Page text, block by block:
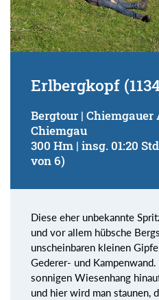
Erlbergkopf
Bergtour |
Chiemgau
300 Hm | insg. 01:20
von 6)
Diese eher unbekannte
und vor allem hübsche
unscheinbaren kleinen
Gederer- und
sonnigen Wiesenhang
und hier wird man staunen,